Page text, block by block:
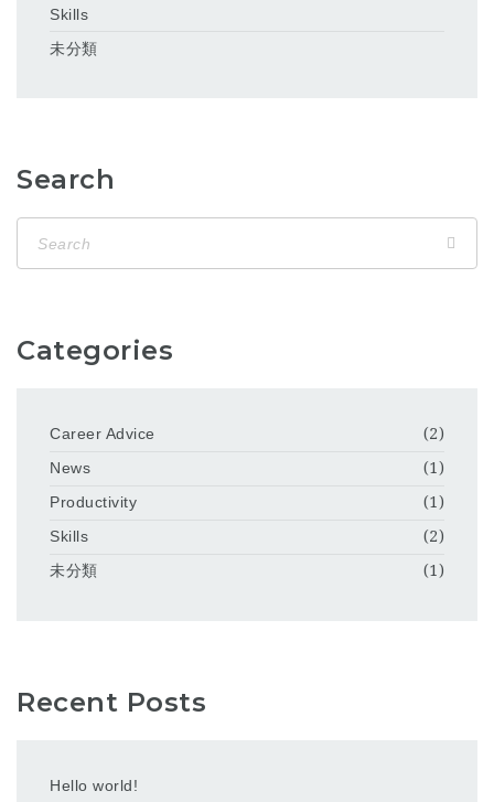
Skills
未分類
Search
Categories
Career Advice
(2)
News
(1)
Productivity
(1)
Skills
(2)
未分類
(1)
Recent Posts
Hello world!